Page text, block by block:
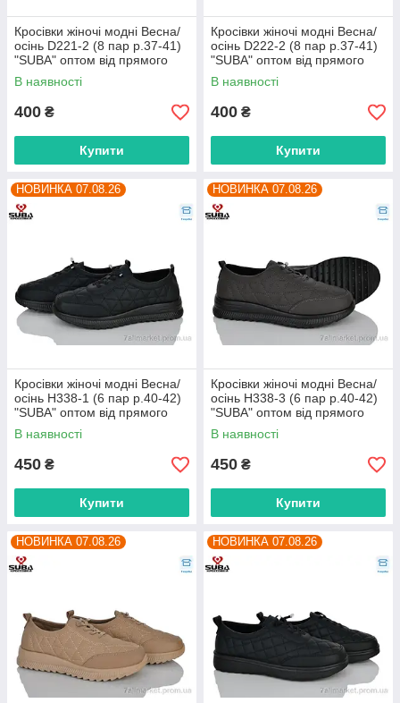
Кросівки жіночі модні Весна/
осінь D221-2 (8 пар р.37-41)
"SUBA" оптом від прямого
постачальника
В наявності
400 ₴
Купити
Кросівки жіночі модні Весна/
осінь D222-2 (8 пар р.37-41)
"SUBA" оптом від прямого
постачальника
В наявності
400 ₴
Купити
НОВИНКА 07.08.26
Кросівки жіночі модні Весна/
осінь H338-1 (6 пар р.40-42)
"SUBA" оптом від прямого
постачальника
В наявності
450 ₴
Купити
НОВИНКА 07.08.26
Кросівки жіночі модні Весна/
осінь H338-3 (6 пар р.40-42)
"SUBA" оптом від прямого
постачальника
В наявності
450 ₴
Купити
НОВИНКА 07.08.26 НОВИНКА 07.08.26